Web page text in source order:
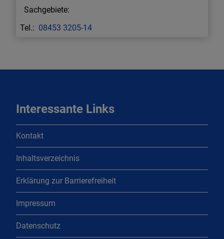
08453 3205-14
Interessante Links
Kontakt
Inhaltsverzeichnis
Erklärung zur Barrierefreiheit
Impressum
Datenschutz